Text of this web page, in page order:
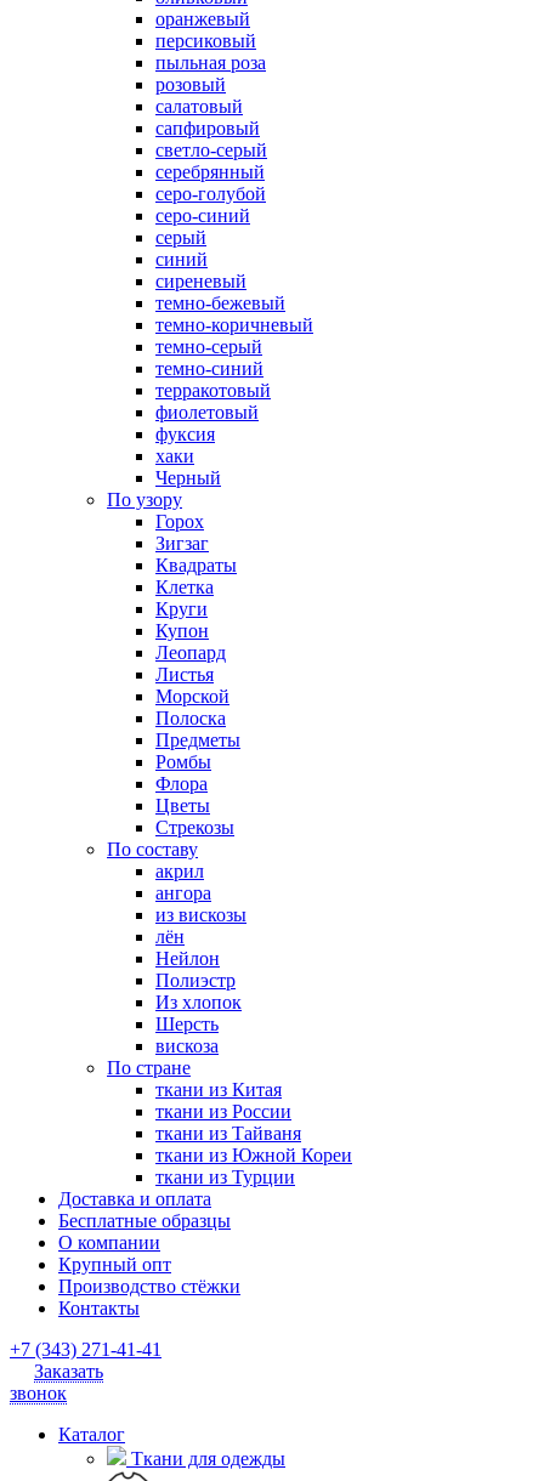
оранжевый
персиковый
пыльная роза
розовый
салатовый
сапфировый
светло-серый
серебрянный
серо-голубой
серо-синий
серый
синий
сиреневый
темно-бежевый
темно-коричневый
темно-серый
темно-синий
терракотовый
фиолетовый
фуксия
хаки
Черный
По узору
Горох
Зигзаг
Квадраты
Клетка
Круги
Купон
Леопард
Листья
Морской
Полоска
Предметы
Ромбы
Флора
Цветы
Стрекозы
По составу
акрил
ангора
из вискозы
лён
Нейлон
Полиэстр
Из хлопок
Шерсть
вискоза
По стране
ткани из Китая
ткани из России
ткани из Тайваня
ткани из Южной Кореи
ткани из Турции
Доставка и оплата
Бесплатные образцы
О компании
Крупный опт
Производство стёжки
Контакты
+7 (343) 271-41-41
Заказать
звонок
Каталог
Ткани для одежды